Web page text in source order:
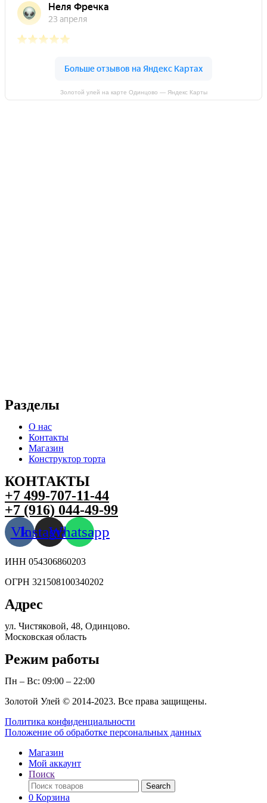
Золотой улей на карте Одинцово — Яндекс Карты
Разделы
О нас
Контакты
Магазин
Конструктор торта
КОНТАКТЫ
+7 499-707-11-44
+7 (916) 044-49-99
VkInstagramWhatsapp
ИНН 054306860203
ОГРН 321508100340202
Адрес
ул. Чистяковой, 48, Одинцово.
Московская область
Режим работы
Пн – Вс: 09:00 – 22:00
Золотой Улей © 2014-2023. Все права защищены.
Политика конфиденциальности
Положение об обработке персональных данных
Магазин
Мой аккаунт
Поиск
Поиск
по:
Search
0 Корзина